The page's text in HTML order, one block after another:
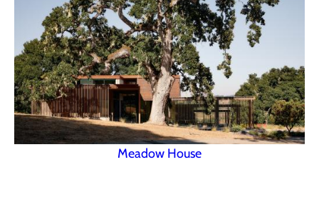
Meadow House